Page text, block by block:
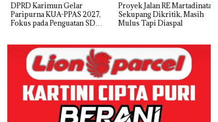
DPRD Karimun Gelar
Paripurna KUA-PPAS 2027,
Fokus pada Penguatan SDM,
Proyek Jalan RE Martadinata
Sekupang Dikritik, Masih
Mulus Tapi Diaspal